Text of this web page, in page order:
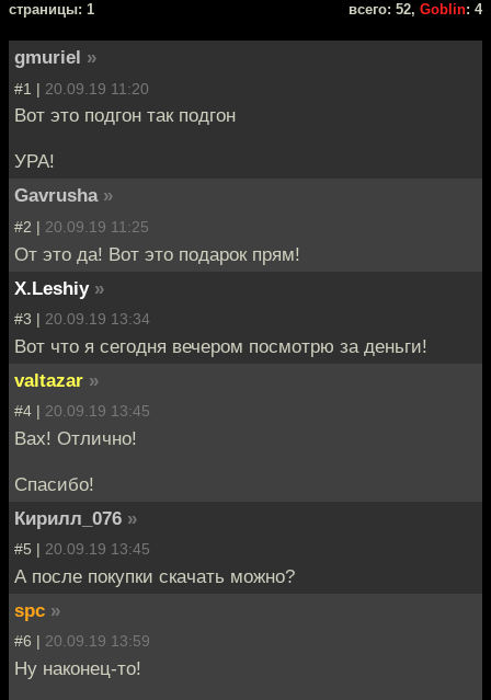
cтраницы: 1 всего: 52, Goblin: 4
gmuriel »
#1 | 20.09.19 11:20
Вот это подгон так подгон
УРА!
Gavrusha »
#2 | 20.09.19 11:25
От это да! Вот это подарок прям!
X.Leshiy »
#3 | 20.09.19 13:34
Вот что я сегодня вечером посмотрю за деньги!
valtazar »
#4 | 20.09.19 13:45
Вах! Отлично!
Спасибо!
Кирилл_076 »
#5 | 20.09.19 13:45
А после покупки скачать можно?
spc »
#6 | 20.09.19 13:59
Ну наконец-то!